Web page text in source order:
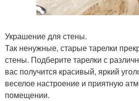
Украшение для стены.
Так ненужные, старые тарелки
стены. Подберите тарелки с
вас получится красивый, яркий
веселое настроение и приятную
помещении.